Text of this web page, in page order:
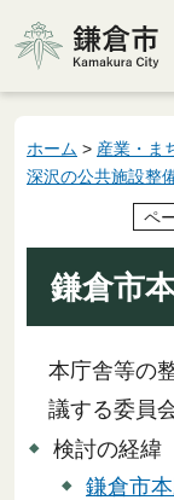
鎌倉市
ホーム > 産業・ま
深沢の公共施設整
ペ
鎌倉市
本庁舎等の
議する委員
検討の経緯
鎌倉市